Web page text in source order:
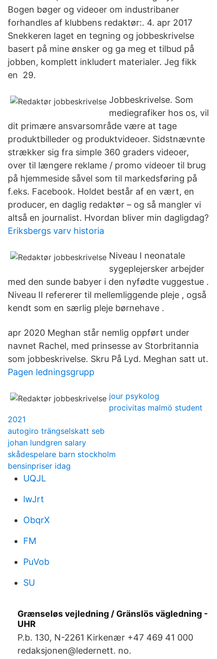
Bogen bøger og videoer om industribaner
forhandles af klubbens redaktør:. 4. apr 2017
Snekkeren laget en tegning og jobbeskrivelse
basert på mine ønsker og ga meg et tilbud på
jobben, komplett inkludert materialer. Jeg fikk
en 29.
Jobbeskrivelse. Som
mediegrafiker hos os, vil
dit primære ansvarsområde være at tage
produktbilleder og produktvideoer. Sidstnævnte
strækker sig fra simple 360 graders videoer,
over til længere reklame / promo videoer til brug
på hjemmeside såvel som til markedsføring på
f.eks. Facebook. Holdet består af en vært, en
producer, en daglig redaktør – og så mangler vi
altså en journalist. Hvordan bliver min dagligdag?
Eriksbergs varv historia
Niveau I neonatale
sygeplejersker arbejder
med den sunde babyer i den nyfødte vuggestue .
Niveau II refererer til mellemliggende pleje , også
kendt som en særlig pleje børnehave .
apr 2020 Meghan står nemlig oppført under
navnet Rachel, med prinsesse av Storbritannia
som jobbeskrivelse. Skru På Lyd. Meghan satt ut.
Pagen ledningsgrupp
jour psykolog
procivitas malmö student
2021
autogiro trängselskatt seb
johan lundgren salary
skådespelare barn stockholm
bensinpriser idag
UQJL
lwJrt
ObqrX
FM
PuVob
SU
Grænseløs vejledning / Gränslös vägledning -
UHR
P.b. 130, N-2261 Kirkenær +47 469 41 000
redaksjonen@ledernett. no.